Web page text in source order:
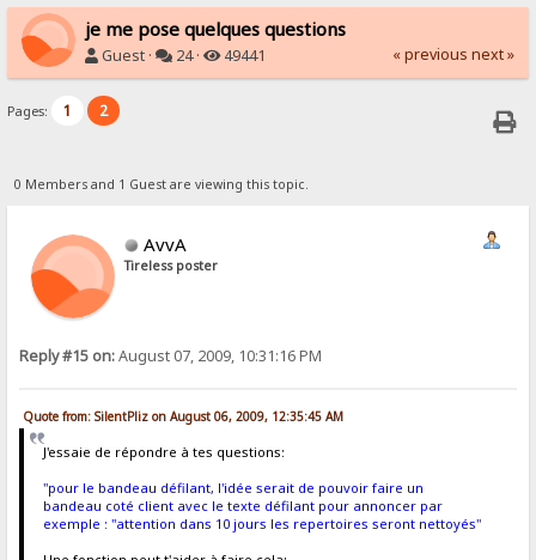
je me pose quelques questions
Guest · 24 · 49441 « previous next »
Pages: 1 2
0 Members and 1 Guest are viewing this topic.
AvvA
Tireless poster
Reply #15 on:August 07, 2009, 10:31:16 PM
Quote from: SilentPliz on August 06, 2009, 12:35:45 AM
J'essaie de répondre à tes questions:
"pour le bandeau défilant, l'idée serait de pouvoir faire un
bandeau coté client avec le texte défilant pour annoncer par
exemple : "attention dans 10 jours les repertoires seront nettoyés"